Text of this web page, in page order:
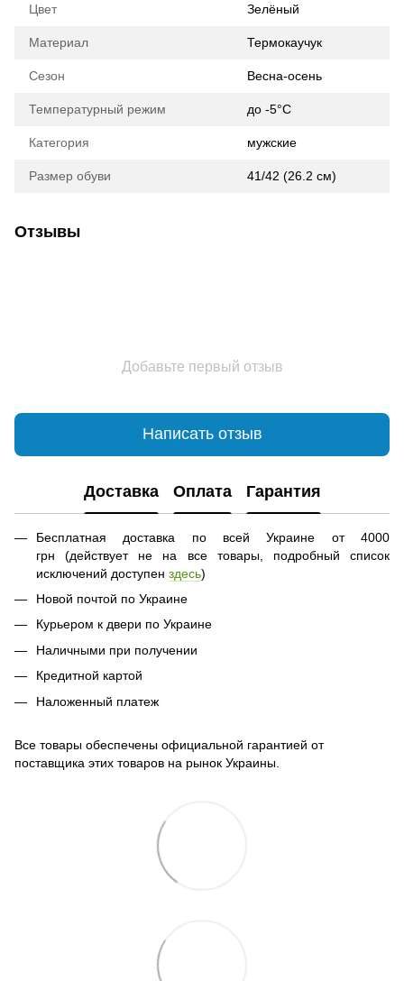
Цвет Зелёный
Материал Термокаучук
Сезон Весна-осень
Температурный режим до -5°С
Категория мужские
Размер обуви 41/42 (26.2 см)
Отзывы
Добавьте первый отзыв
Написать отзыв
Доставка Оплата Гарантия
Бесплатная доставка по всей Украине от 4000
грн (действует не на все товары, подробный список
исключений доступен здесь)
Новой почтой по Украине
Курьером к двери по Украине
Наличными при получении
Кредитной картой
Наложенный платеж
Все товары обеспечены официальной гарантией от
поставщика этих товаров на рынок Украины.